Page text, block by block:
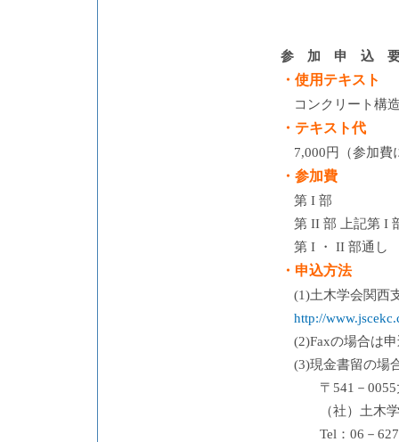
参 加 申 込
・使用テキスト
コンクリート構
・テキスト代
7,000円（参加費
・参加費
第 I 部
第 II 部 上記第 I
第 I ・ II 部通し
・申込方法
(1)土木学会関西
http://
(2)Faxの場合は
(3)現金書留の場
〒541－
（社）土木
Tel：06－